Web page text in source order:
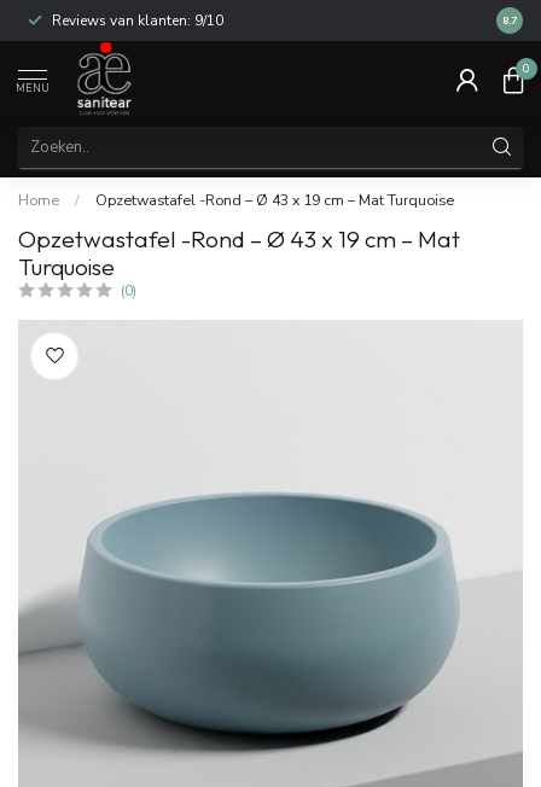
Reviews van klanten: 9/10 14
8.7
MENU
0
Home / Opzetwastafel -Rond – Ø 43 x 19 cm – Mat Turquoise
Opzetwastafel -Rond – Ø 43 x 19 cm – Mat
Turquoise
(0)